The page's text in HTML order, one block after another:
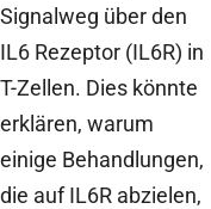
Signalweg über den
IL6 Rezeptor (IL6R) in
T-Zellen. Dies könnte
erklären, warum
einige Behandlungen,
die auf IL6R abzielen,